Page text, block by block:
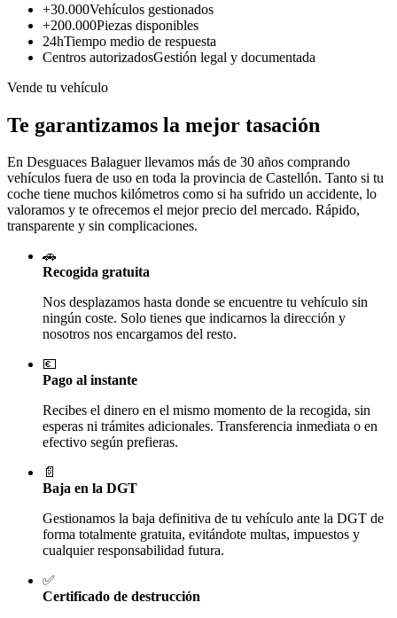
+30.000Vehículos gestionados
+200.000Piezas disponibles
24hTiempo medio de respuesta
Centros autorizadosGestión legal y documentada
Vende tu vehículo
Te garantizamos la mejor tasación
En Desguaces Balaguerllevamos más de 30 años comprando
vehículos fuera de uso en toda la provincia de Castellón. Tanto si tu
coche tiene muchos kilómetros como si ha sufrido un accidente, lo
valoramos y te ofrecemos el mejor precio del mercado. Rápido,
transparente y sin complicaciones.
🚗
Recogida gratuita
Nos desplazamos hasta donde se encuentre tu vehículo sin
ningún coste. Solo tienes que indicarnos la dirección y
nosotros nos encargamos del resto.
💶
Pago al instante
Recibes el dinero en el mismo momento de la recogida, sin
esperas ni trámites adicionales. Transferencia inmediata o en
efectivo según prefieras.
📄
Baja en la DGT
Gestionamos la baja definitiva de tu vehículo ante la DGT de
forma totalmente gratuita, evitándote multas, impuestos y
cualquier responsabilidad futura.
✅
Certificado de destrucción